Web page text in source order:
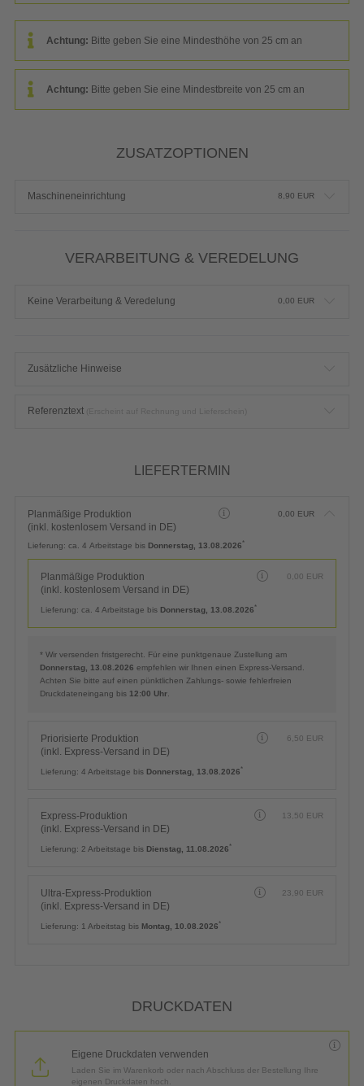
Achtung: Bitte geben Sie eine Mindesthöhe von 25 cm an
Achtung: Bitte geben Sie eine Mindestbreite von 25 cm an
ZUSATZOPTIONEN
Maschineneinrichtung 8,90 EUR
VERARBEITUNG & VEREDELUNG
Keine Verarbeitung & Veredelung 0,00 EUR
Zusätzliche Hinweise
Referenztext
LIEFERTERMIN
Planmäßige Produktion
(inkl. kostenlosem Versand in DE)
0,00 EUR
Lieferung: ca. 4 Arbeitstage bis Donnerstag, 13.08.2026*
Planmäßige Produktion
(inkl. kostenlosem Versand in DE)
0,00 EUR
Lieferung: ca. 4 Arbeitstage bis Donnerstag, 13.08.2026*
* Wir versenden fristgerecht. Für eine punktgenaue Zustellung am
Donnerstag, 13.08.2026 empfehlen wir Ihnen einen Express-Versand.
Achten Sie bitte auf einen pünktlichen Zahlungs- sowie fehlerfreien
Druckdateneingang bis 12:00 Uhr
Priorisierte Produktion
(inkl. Express-Versand in DE)
6,50 EUR
Lieferung: 4 Arbeitstage bis Donnerstag, 13.08.2026*
Express-Produktion
(inkl. Express-Versand in DE)
13,50 EUR
Lieferung: 2 Arbeitstage bis Dienstag, 11.08.2026*
Ultra-Express-Produktion
(inkl. Express-Versand in DE)
23,90 EUR
Lieferung: 1 Arbeitstag bis Montag, 10.08.2026*
DRUCKDATEN
Eigene Druckdaten verwenden
Laden Sie im Warenkorb oder nach Abschluss der Bestellung Ihre
eigenen Druckdaten hoch.